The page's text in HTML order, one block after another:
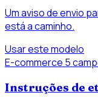
Um aviso de envio
está a caminho.
Usar este modelo
E-commerce 5
Instruções de